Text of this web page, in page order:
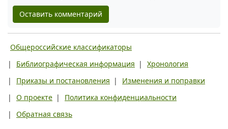
Оставить комментарий
Общероссийские классификаторы
|
Библиографическая информация |
Хронология
|
Приказы и постановления |
Изменения и поправки
|
О проекте |
Политика конфиденциальности
|
Обратная связь